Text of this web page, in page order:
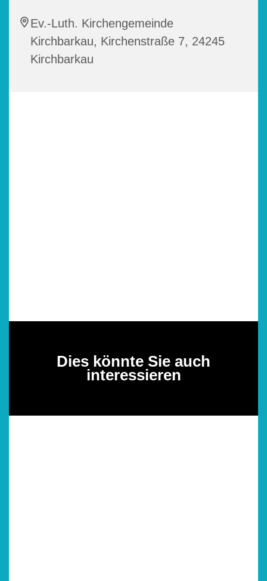
Ev.-Luth. Kirchengemeinde
Kirchbarkau, Kirchenstraße 7, 24245
Kirchbarkau
Dies könnte Sie auch
interessieren